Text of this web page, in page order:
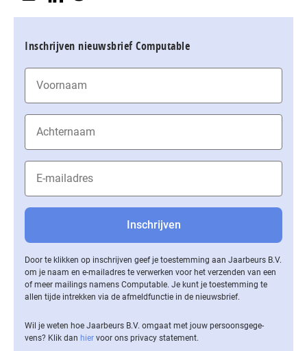
Inschrijven nieuwsbrief Computable
Door te klikken op inschrijven geef je toestemming aan Jaarbeurs B.V.
om je naam en e-mailadres te verwerken voor het verzenden van een
of meer mailings namens Computable. Je kunt je toestemming te
allen tijde intrekken via de af­meld­func­tie in de nieuwsbrief.
Wil je weten hoe Jaarbeurs B.V. omgaat met jouw per­soons­ge­ge­
vens? Klik dan hier voor ons privacy statement.